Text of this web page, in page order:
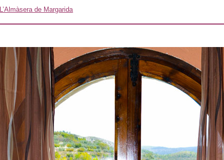
L’Almàsera de Margarida